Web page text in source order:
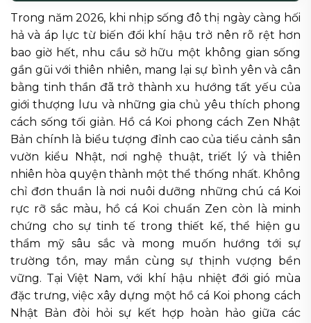
Trong năm 2026, khi nhịp sống đô thị ngày càng hối
hả và áp lực từ biến đổi khí hậu trở nên rõ rệt hơn
bao giờ hết, nhu cầu sở hữu một không gian sống
gần gũi với thiên nhiên, mang lại sự bình yên và cân
bằng tinh thần đã trở thành xu hướng tất yếu của
giới thượng lưu và những gia chủ yêu thích phong
cách sống tối giản. Hồ cá Koi phong cách Zen Nhật
Bản chính là biểu tượng đỉnh cao của tiểu cảnh sân
vườn kiểu Nhật, nơi nghệ thuật, triết lý và thiên
nhiên hòa quyện thành một thể thống nhất. Không
chỉ đơn thuần là nơi nuôi dưỡng những chú cá Koi
rực rỡ sắc màu, hồ cá Koi chuẩn Zen còn là minh
chứng cho sự tinh tế trong thiết kế, thể hiện gu
thẩm mỹ sâu sắc và mong muốn hướng tới sự
trường tồn, may mắn cùng sự thịnh vượng bền
vững. Tại Việt Nam, với khí hậu nhiệt đới gió mùa
đặc trưng, việc xây dựng một hồ cá Koi phong cách
Nhật Bản đòi hỏi sự kết hợp hoàn hảo giữa các